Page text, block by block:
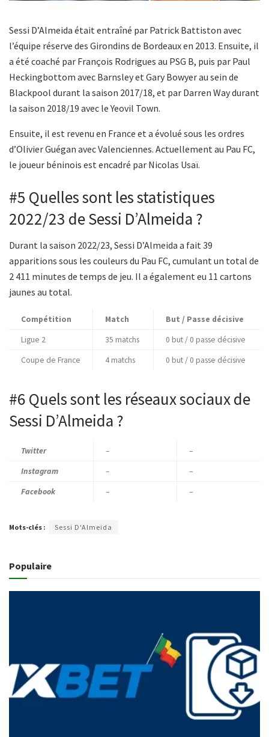
Sessi D’Almeida était entraîné par Patrick Battiston avec
l’équipe réserve des Girondins de Bordeaux en 2013. Ensuite, il
a été coaché par François Rodrigues au PSG B, puis par Paul
Heckingbottom avec Barnsley et Gary Bowyer au sein de
Blackpool durant la saison 2017/18, et par Darren Way durant
la saison 2018/19 avec le Yeovil Town.
Ensuite, il est revenu en France et a évolué sous les ordres
d’Olivier Guégan avec Valenciennes. Actuellement au Pau FC,
le joueur béninois est encadré par Nicolas Usaï.
#5 Quelles sont les statistiques
2022/23 de Sessi D’Almeida ?
Durant la saison 2022/23, Sessi D’Almeida a fait 39
apparitions sous les couleurs du Pau FC, cumulant un total de
2 411 minutes de temps de jeu. Il a également eu 11 cartons
jaunes au total.
Compétition Match
But / Passe décisive
Ligue 2
35 matchs
0 but / 0 passe décisive
Coupe de France
4 matchs 0 but / 0 passe décisive
#6 Quels sont les réseaux sociaux de
Sessi D’Almeida ?
Twitter –
–
Instagram
–
–
Facebook
– –
Mots-clés : Sessi D'Almeida
Populaire